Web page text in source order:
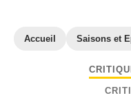
Accueil Saisons et